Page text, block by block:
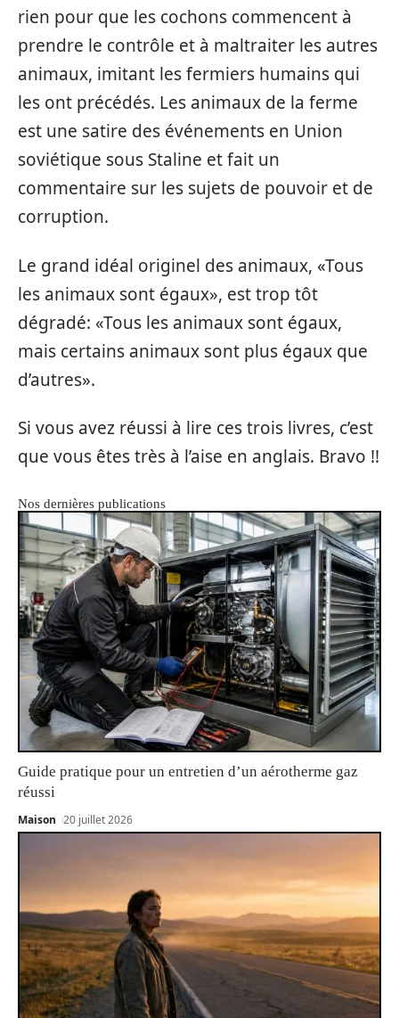
rien pour que les cochons commencent à
prendre le contrôle et à maltraiter les autres
animaux, imitant les fermiers humains qui
les ont précédés. Les animaux de la ferme
est une satire des événements en Union
soviétique sous Staline et fait un
commentaire sur les sujets de pouvoir et de
corruption.
Le grand idéal originel des animaux, «Tous
les animaux sont égaux», est trop tôt
dégradé: «Tous les animaux sont égaux,
mais certains animaux sont plus égaux que
d’autres».
Si vous avez réussi à lire ces trois livres, c’est
que vous êtes très à l’aise en anglais. Bravo !!
Nos dernières publications
Guide pratique pour un entretien d’un aérotherme gaz
réussi
Maison 20 juillet 2026